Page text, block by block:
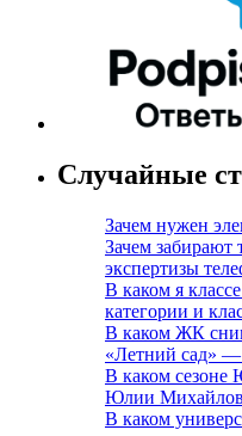
Случайные
Зачем нужен
Зачем забирают
экспертизы
В каком я
категории и
В каком ЖК
«Летний сад» —
В каком сезоне
Юлии
В каком